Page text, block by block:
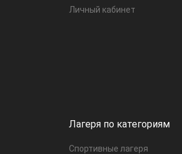
Личный кабинет
Лагеря по категориям
Спортивные лагеря